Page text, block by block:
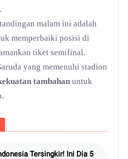
malam ini adalah
memperbaiki posisi di
tiket semifinal.
yang memenuhi stadion
tambahan untuk
Tersingkir! Ini Dia 5